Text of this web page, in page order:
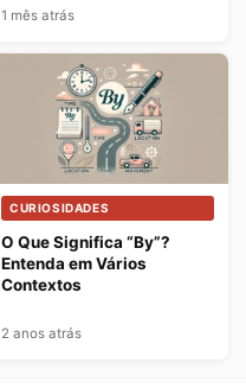
1 mês atrás
CURIOSIDADES
O Que Significa “By”?
Entenda em Vários
Contextos
2 anos atrás